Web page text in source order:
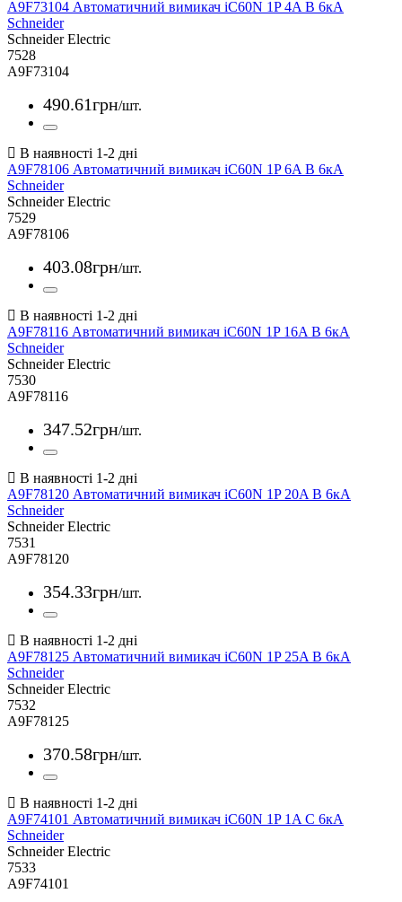
A9F73104 Автоматичний вимикач iC60N 1P 4A B 6кА
Schneider
Schneider Electric
7528
A9F73104
490.61грн/шт.
A9F78106 Автоматичний вимикач iC60N 1P 6A B 6кА
Schneider
Schneider Electric
7529
A9F78106
403.08грн/шт.
A9F78116 Автоматичний вимикач iC60N 1P 16A B 6кА
Schneider
Schneider Electric
7530
A9F78116
347.52грн/шт.
A9F78120 Автоматичний вимикач iC60N 1P 20A B 6кА
Schneider
Schneider Electric
7531
A9F78120
354.33грн/шт.
A9F78125 Автоматичний вимикач iC60N 1P 25A B 6кА
Schneider
Schneider Electric
7532
A9F78125
370.58грн/шт.
A9F74101 Автоматичний вимикач iC60N 1P 1A С 6кА
Schneider
Schneider Electric
7533
A9F74101